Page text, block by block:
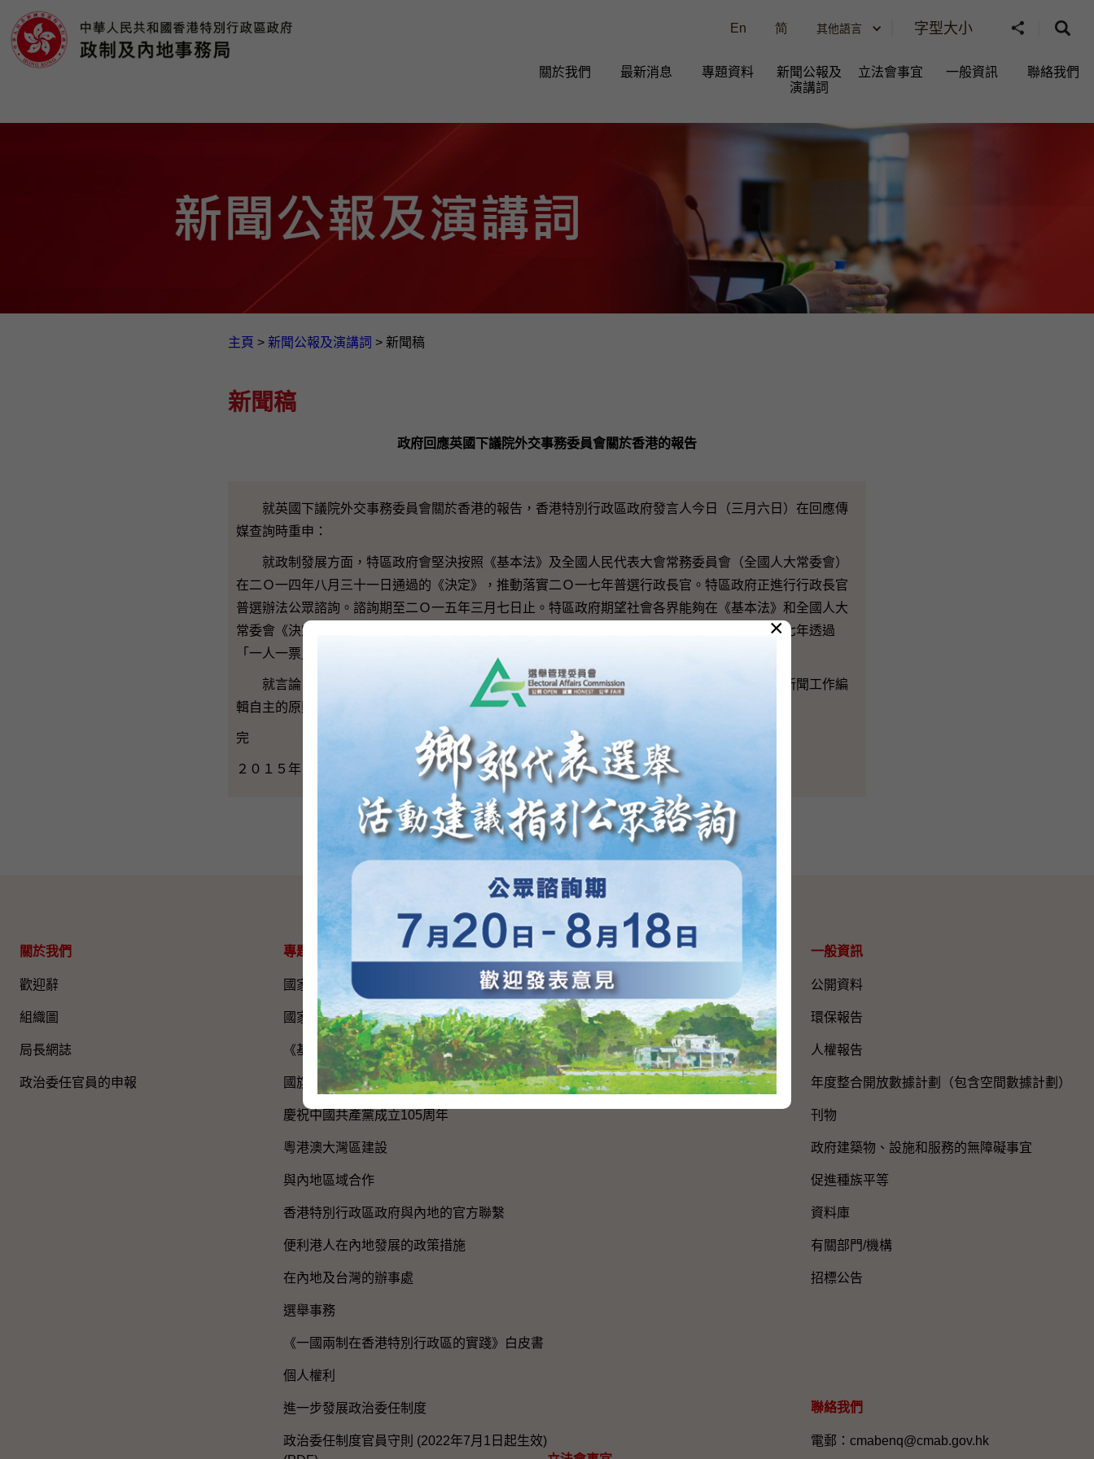
En 简 其他語言 字型大小
關於我們 最新消息 專題資料
新聞公報及
演講詞
立法會事宜 一般資訊​ 聯絡我們
主頁 > 新聞公報及演講詞 > 新聞稿
新聞稿
政府回應英國下議院外交事務委員會關於香港的報告
就英國下議院外交事務委員會關於香港的報告，香港特別行政區政府發言人今日（三月六日）在回應傳
媒查詢時重申：
就政制發展方面，特區政府會堅決按照《基本法》及全國人民代表大會常務委員會（全國人大常委會）
在二Ｏ一四年八月三十一日通過的《決定》，推動落實二Ｏ一七年普選行政長官。特區政府正進行行政長官
普選辦法公眾諮詢。諮詢期至二Ｏ一五年三月七日止。特區政府期望社會各界能夠在《基本法》和全國人大
常委會《決定》的框架下，理性務實地討論，以凝聚共識，讓五百萬合資格選民可如期在二Ｏ一七年透過
「一人一票」選出下一任行政長官。
就言論自由和新聞自由方面，兩者均受《基本法》及《香港人權法案條例》保障。政府支持新聞工作編
輯自主的原則，不會干預媒體機構的內部運作。
完
２０１５年３月６日（星期五）
網站地圖
關於我們
歡迎辭
組織圖​
局長網誌
政治委任官員的申報
專題資料
國家五年規劃
國家憲法日
《基本法》
國旗、國徽、國歌
慶祝中國共產黨成立105周年
粵港澳大灣區建設
與內地區域合作
香港特別行政區政府與內地的官方聯繫
便利港人在內地發展的政策措施
在內地及台灣的辦事處
選舉事務
《一國兩制在香港特別行政區的實踐》白皮書
個人權利
進一步發展政治委任制度
政治委任制度官員守則 (2022年7月1日起生效)
新聞公報及演講詞
新聞公報
演講詞
活動
一般資訊​
公開資料
環保報告
人權報告
年度整合開放數據計劃（包含空間數據計劃）
刊物
政府建築物、設施和服務的無障礙事宜
促進種族平等
資料庫
有關部門/機構
招標公告
聯絡我們
電郵：cmabenq@cmab.gov.hk​
×